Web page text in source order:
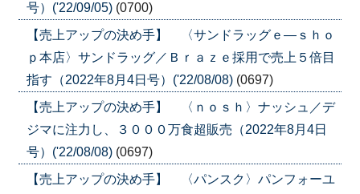
号）('22/09/05) (0700)
【売上アップの決め手】 〈サンドラッグｅ―ｓｈｏ
ｐ本店〉サンドラッグ／Ｂｒａｚｅ採用で売上５倍目
指す（2022年8月4日号）('22/08/08) (0697)
【売上アップの決め手】 〈ｎｏｓｈ〉ナッシュ／デ
ジマに注力し、３０００万食超販売（2022年8月4日
号）('22/08/08) (0697)
【売上アップの決め手】 〈パンスク〉パンフォーユ